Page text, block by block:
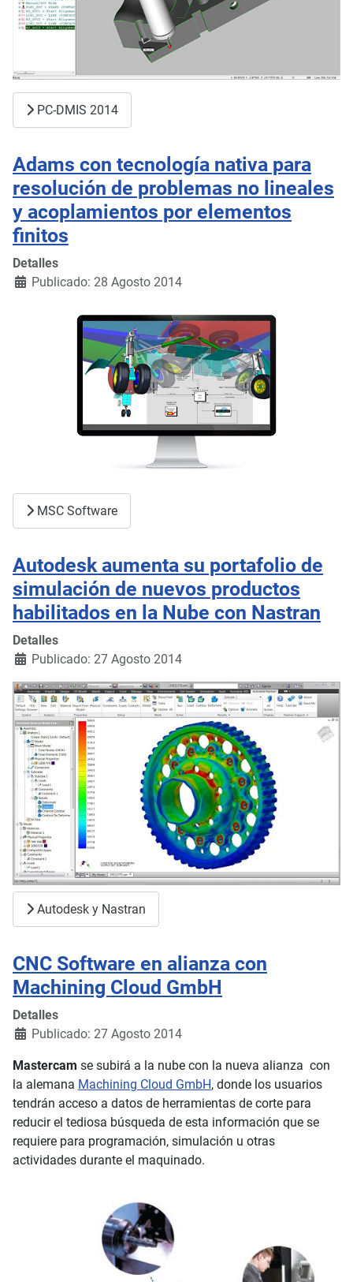
PC-DMIS 2014
Adams con tecnología nativa para
resolución de problemas no lineales
y acoplamientos por elementos
finitos
Detalles
Publicado: 28 Agosto 2014
MSC Software
Autodesk aumenta su portafolio de
simulación de nuevos productos
habilitados en la Nube con Nastran
Detalles
Publicado: 27 Agosto 2014
Autodesk y Nastran
CNC Software en alianza con
Machining Cloud GmbH
Detalles
Publicado: 27 Agosto 2014
Mastercam se subirá a la nube con la nueva alianza con
la alemana Machining Cloud GmbH, donde los usuarios
tendrán acceso a datos de herramientas de corte para
reducir el tediosa búsqueda de esta información que se
requiere para programación, simulación u otras
actividades durante el maquinado.